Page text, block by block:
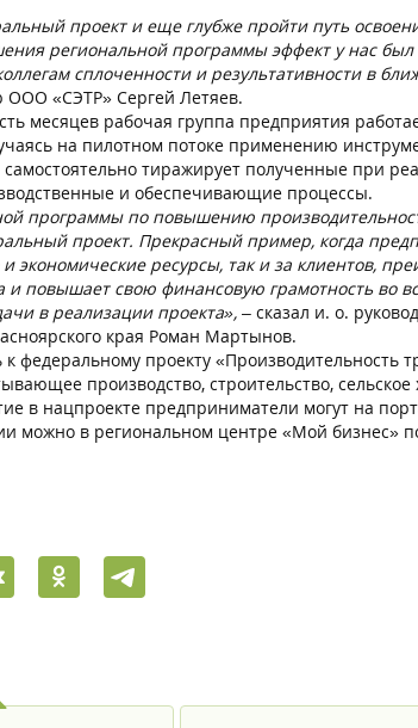
проект и еще глубже пройти путь
региональной программы эффект у нас был
сплоченности и результативности в
ООО «СЭТР» Сергей Летяев.
месяцев рабочая группа предприятия
на пилотном потоке применению
тиражирует полученные при
и обеспечивающие процессы.
программы по повышению
проект. Прекрасный пример, когда
экономические ресурсы, так и за клиентов,
и повышает свою финансовую грамотность во
в реализации проекта», – сказал и. о.
края Роман Мартынов.
проекту «Производительность
производство, строительство, сельское
в нацпроекте предприниматели могут на
можно в региональном центре «Мой бизнес»